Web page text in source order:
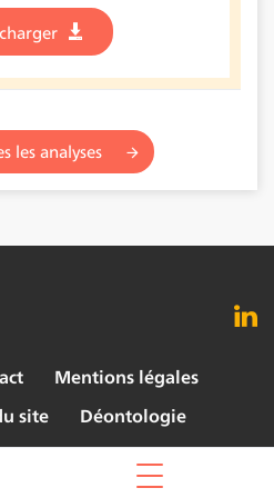
les analyses
Mentions légales
site Déontologie